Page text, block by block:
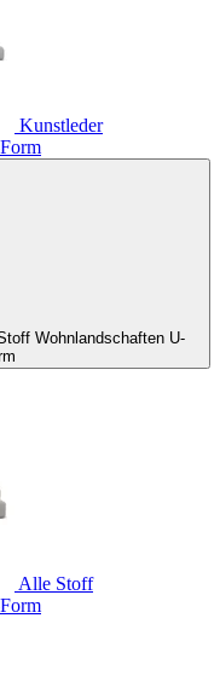
Kunstleder
Wohnlandschaften U-
Alle Stoff